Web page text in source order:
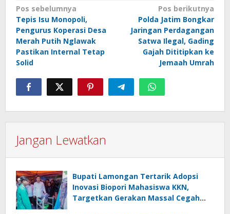
Navigasi
pos
Pos sebelumnya
Tepis Isu Monopoli,
Pengurus Koperasi Desa
Merah Putih Nglawak
Pastikan Internal Tetap
Solid
Pos berikutnya
Polda Jatim Bongkar
Jaringan Perdagangan
Satwa Ilegal, Gading
Gajah Dititipkan ke
Jemaah Umrah
Jangan Lewatkan
Bupati Lamongan Tertarik Adopsi
Inovasi Biopori Mahasiswa KKN,
Targetkan Gerakan Massal Cegah